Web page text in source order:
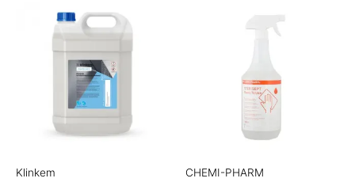
Klinkem
range:
€6.90
€23.90
CHEMI-PHARM